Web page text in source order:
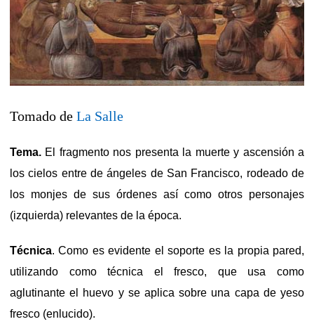
Tomado de La Salle
Tema. El fragmento nos presenta la muerte y ascensión a
los cielos entre de ángeles de San Francisco, rodeado de
los monjes de sus órdenes así como otros personajes
(izquierda) relevantes de la época.
Técnica. Como es evidente el soporte es la propia pared,
utilizando como técnica el fresco, que usa como
aglutinante el huevo y se aplica sobre una capa de yeso
fresco (enlucido).